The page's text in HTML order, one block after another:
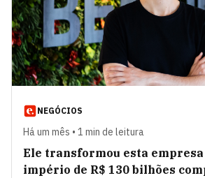
NEGÓCIOS
Há um mês • 1 min de leitura
Ele transformou esta empresa
império de R$ 130 bilhões